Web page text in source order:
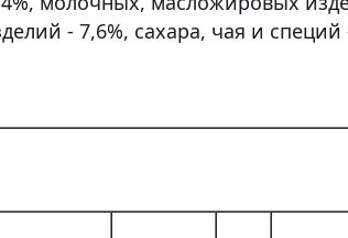
- 7,6%, сахара, чая и специй